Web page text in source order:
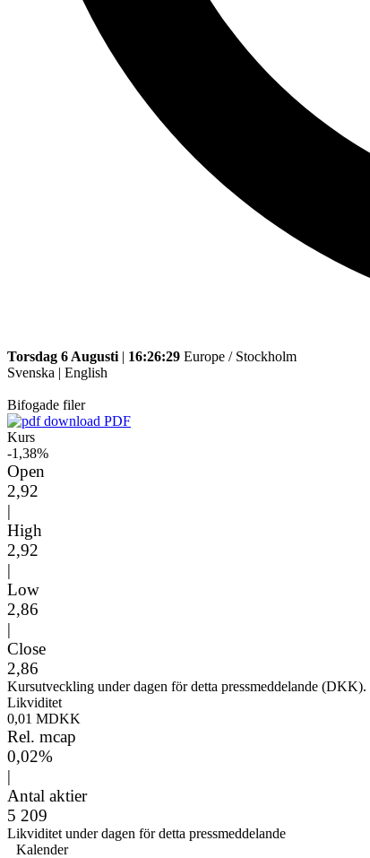
Torsdag 6 Augusti | 16:26:29 Europe / Stockholm
Svenska | English
Bifogade filer
PDF
Kurs
-1,38%
Open
2,92
|
High
2,92
|
Low
2,86
|
Close
2,86
Kursutveckling under dagen för detta pressmeddelande (DKK).
Likviditet
0,01 MDKK
Rel. mcap
0,02%
|
Antal aktier
5 209
Likviditet under dagen för detta pressmeddelande
Kalender